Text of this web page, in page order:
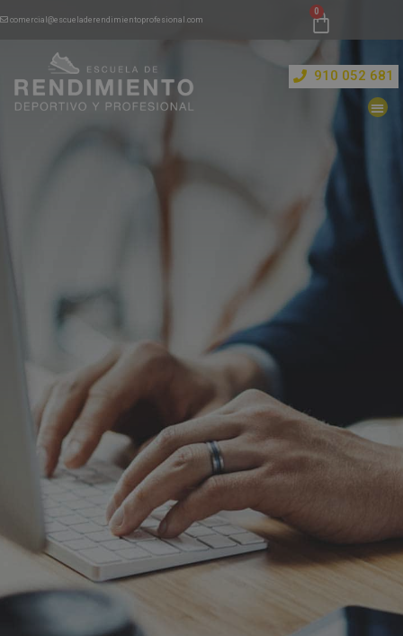
comercial@escueladerendimientoprofesional.com
910 052 681